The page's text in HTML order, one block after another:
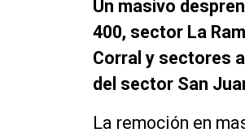
Un masivo
400, sector La
Corral y sectores
del sector San
La remoción en